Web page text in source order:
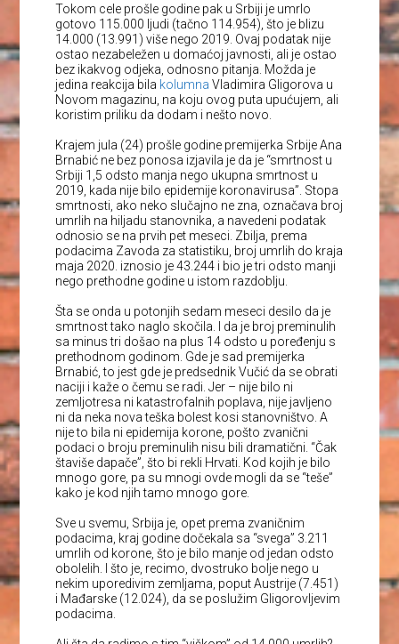
Tokom cele prošle godine pak u Srbiji je umrlo
gotovo 115.000 ljudi (tačno 114.954), što je blizu
14.000 (13.991) više nego 2019. Ovaj podatak nije
ostao nezabeležen u domaćoj javnosti, ali je ostao
bez ikakvog odjeka, odnosno pitanja. Možda je
jedina reakcija bila kolumna Vladimira Gligorova u
Novom magazinu, na koju ovog puta upućujem, ali
koristim priliku da dodam i nešto novo.
Krajem jula (24) prošle godine premijerka Srbije Ana
Brnabić ne bez ponosa izjavila je da je “smrtnost u
Srbiji 1,5 odsto manja nego ukupna smrtnost u
2019, kada nije bilo epidemije koronavirusa”. Stopa
smrtnosti, ako neko slučajno ne zna, označava broj
umrlih na hiljadu stanovnika, a navedeni podatak
odnosio se na prvih pet meseci. Zbilja, prema
podacima Zavoda za statistiku, broj umrlih do kraja
maja 2020. iznosio je 43.244 i bio je tri odsto manji
nego prethodne godine u istom razdoblju.
Šta se onda u potonjih sedam meseci desilo da je
smrtnost tako naglo skočila. I da je broj preminulih
sa minus tri došao na plus 14 odsto u poređenju s
prethodnom godinom. Gde je sad premijerka
Brnabić, to jest gde je predsednik Vučić da se obrati
naciji i kaže o čemu se radi. Jer – nije bilo ni
zemljotresa ni katastrofalnih poplava, nije javljeno
ni da neka nova teška bolest kosi stanovništvo. A
nije to bila ni epidemija korone, pošto zvanični
podaci o broju preminulih nisu bili dramatični. “Čak
štaviše dapače”, što bi rekli Hrvati. Kod kojih je bilo
mnogo gore, pa su mnogi ovde mogli da se “teše”
kako je kod njih tamo mnogo gore.
Sve u svemu, Srbija je, opet prema zvaničnim
podacima, kraj godine dočekala sa “svega” 3.211
umrlih od korone, što je bilo manje od jedan odsto
obolelih. I što je, recimo, dvostruko bolje nego u
nekim uporedivim zemljama, poput Austrije (7.451)
i Mađarske (12.024), da se poslužim Gligorovljevim
podacima.